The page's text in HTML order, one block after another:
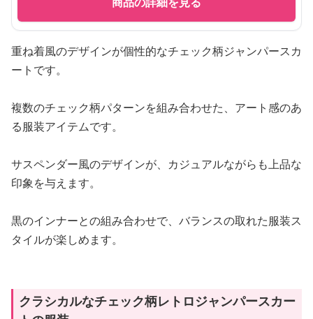
重ね着風のデザインが個性的なチェック柄ジャンパースカ
ートです。
複数のチェック柄パターンを組み合わせた、アート感のあ
る服装アイテムです。
サスペンダー風のデザインが、カジュアルながらも上品な
印象を与えます。
黒のインナーとの組み合わせで、バランスの取れた服装ス
タイルが楽しめます。
クラシカルなチェック柄レトロジャンパースカー